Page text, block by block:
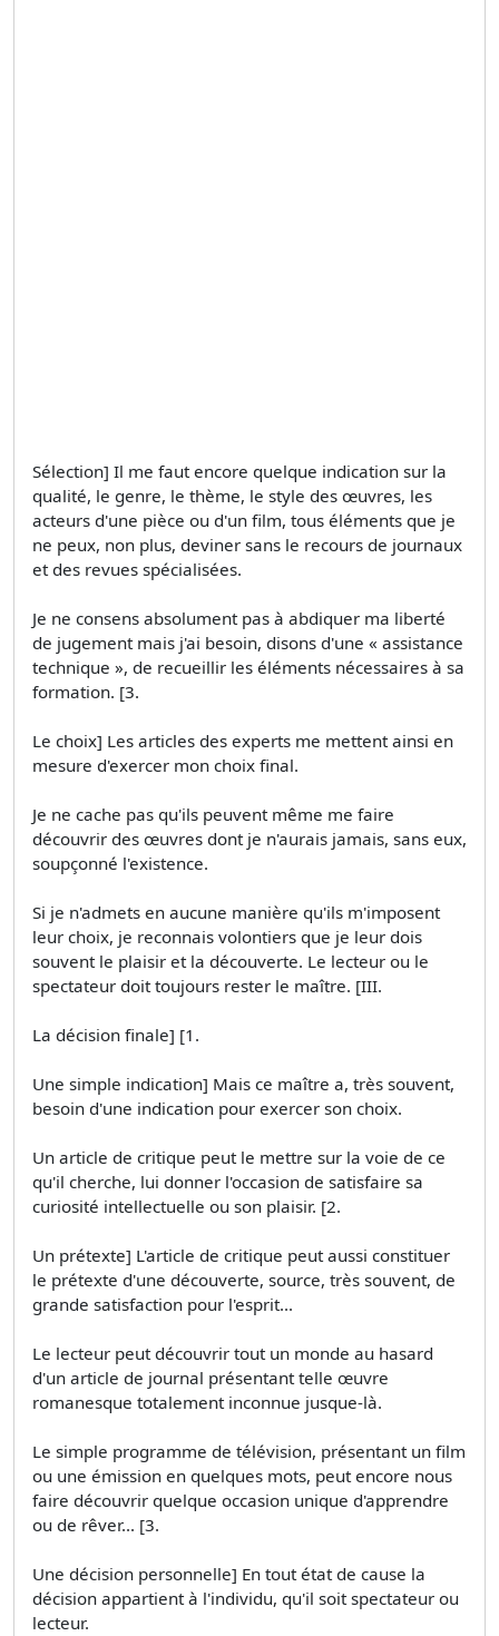
Sélection] Il me faut encore quelque indication sur la
qualité, le genre, le thème, le style des œuvres, les
acteurs d'une pièce ou d'un film, tous éléments que je
ne peux, non plus, deviner sans le recours de journaux
et des revues spécialisées.
Je ne consens absolument pas à abdiquer ma liberté
de jugement mais j'ai besoin, disons d'une « assistance
technique », de recueillir les éléments nécessaires à sa
formation. [3.
Le choix] Les articles des experts me mettent ainsi en
mesure d'exercer mon choix final.
Je ne cache pas qu'ils peuvent même me faire
découvrir des œuvres dont je n'aurais jamais, sans eux,
soupçonné l'existence.
Si je n'admets en aucune manière qu'ils m'imposent
leur choix, je reconnais volontiers que je leur dois
souvent le plaisir et la découverte. Le lecteur ou le
spectateur doit toujours rester le maître. [III.
La décision finale] [1.
Une simple indication] Mais ce maître a, très souvent,
besoin d'une indication pour exercer son choix.
Un article de critique peut le mettre sur la voie de ce
qu'il cherche, lui donner l'occasion de satisfaire sa
curiosité intellectuelle ou son plaisir. [2.
Un prétexte] L'article de critique peut aussi constituer
le prétexte d'une découverte, source, très souvent, de
grande satisfaction pour l'esprit...
Le lecteur peut découvrir tout un monde au hasard
d'un article de journal présentant telle œuvre
romanesque totalement inconnue jusque-là.
Le simple programme de télévision, présentant un film
ou une émission en quelques mots, peut encore nous
faire découvrir quelque occasion unique d'apprendre
ou de rêver... [3.
Une décision personnelle] En tout état de cause la
décision appartient à l'individu, qu'il soit spectateur ou
lecteur.